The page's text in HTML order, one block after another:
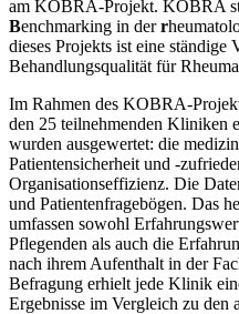
am KOBRA-Projekt. KOBRA
Benchmarking in derr
dieses Projekts ist eine ständige
Behandlungsqualität für
Im Rahmen des KOBRA-
den 25 teilnehmenden Kliniken
wurden ausgewertet: die
Patientensicherheit und -
Organisationseffizienz. Die
und Patientenfragebögen. Das
umfassen sowohl
Pflegenden als auch die
nach ihrem Aufenthalt in der
Befragung erhielt jede Klinik
Ergebnisse im Vergleich zu den